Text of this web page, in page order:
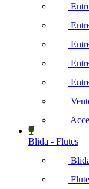
Blida - Flutes